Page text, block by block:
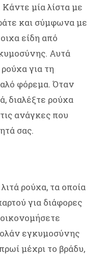
μία λίστα με
και σύμφωνα με
είδη από
Αυτά
για τη
φόρεμα. Όταν
διαλέξτε ρούχα
ανάγκες που
σας.
ρούχα, τα οποία
για διάφορες
εγκυμοσύνης
μέχρι το βράδυ,